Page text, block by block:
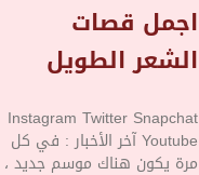
اجمل قصات
الشعر الطويل
Instagram Twitter Snapchat
Youtube آخر الأخبار : في كل
مرة يكون هناك موسم جديد ،